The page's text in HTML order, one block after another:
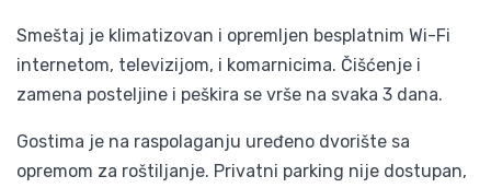
Smeštaj je klimatizovan i opremljen besplatnim Wi-Fi
internetom, televizijom, i komarnicima. Čišćenje i
zamena posteljine i peškira se vrše na svaka 3 dana.
Gostima je na raspolaganju uređeno dvorište sa
opremom za roštiljanje. Privatni parking nije dostupan,